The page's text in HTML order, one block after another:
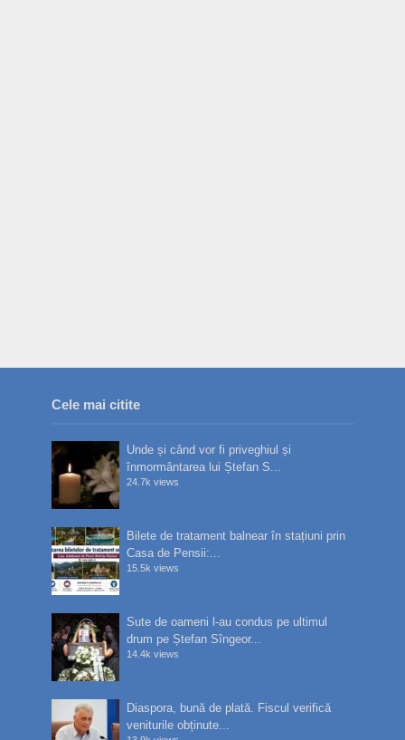
Cele mai citite
Unde și când vor fi priveghiul și
înmormântarea lui Ștefan S...
24.7k views
Bilete de tratament balnear în stațiuni prin
Casa de Pensii:...
15.5k views
Sute de oameni l-au condus pe ultimul
drum pe Ștefan Sîngeor...
14.4k views
Diaspora, bună de plată. Fiscul verifică
veniturile obținute...